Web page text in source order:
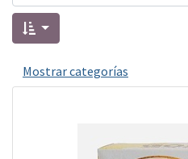
Mostrar categorías